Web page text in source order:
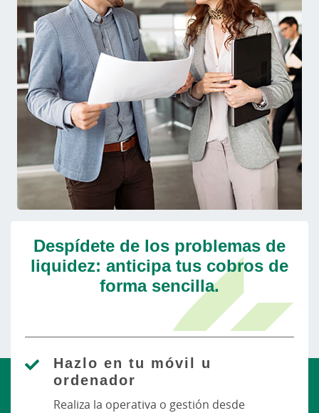
Despídete de los problemas de
liquidez: anticipa tus cobros de
forma sencilla.
Hazlo en tu móvil u
ordenador
Realiza la operativa o gestión desde